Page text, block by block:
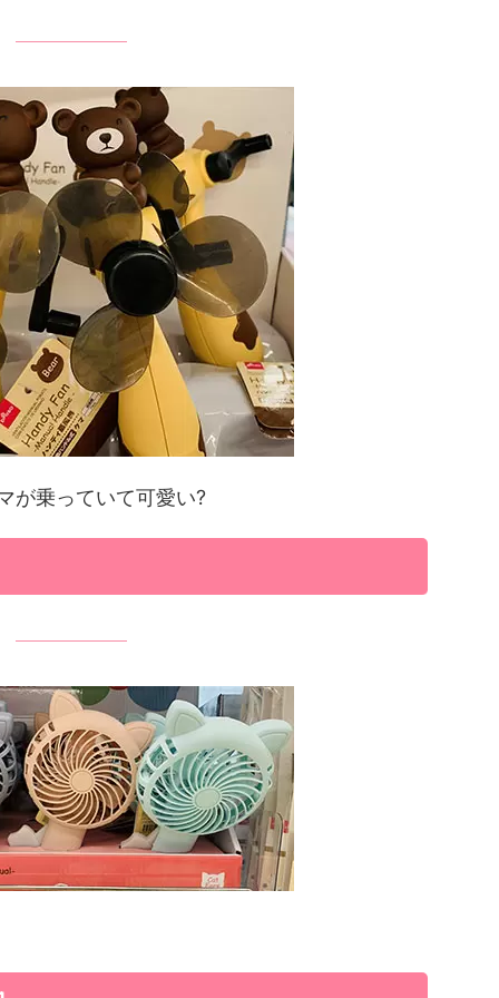
が乗っていて可愛い?